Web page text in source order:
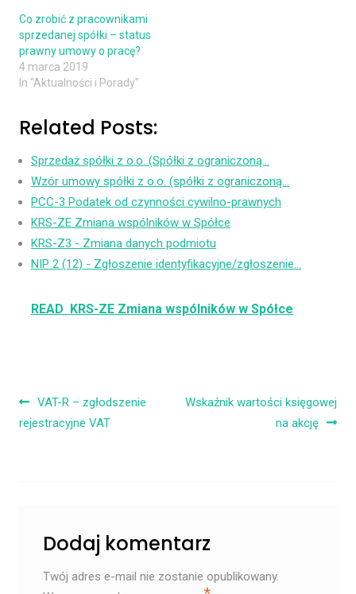
Co zrobić z pracownikami
sprzedanej spółki – status
prawny umowy o pracę?
4 marca 2019
In "Aktualności i Porady"
Related Posts:
Sprzedaż spółki z o.o. (Spółki z ograniczoną…
Wzór umowy spółki z o.o. (spółki z ograniczoną…
PCC-3 Podatek od czynności cywilno-prawnych
KRS-ZE Zmiana wspólników w Spółce
KRS-Z3 - Zmiana danych podmiotu
NIP 2 (12) - Zgłoszenie identyfikacyjne/zgłoszenie…
READ KRS-ZE Zmiana wspólników w Spółce
Nawigacja wpisu
VAT-R – zgłodszenie
rejestracyjne VAT
Wskaźnik wartości księgowej
na akcję
Dodaj komentarz
Twój adres e-mail nie zostanie opublikowany.